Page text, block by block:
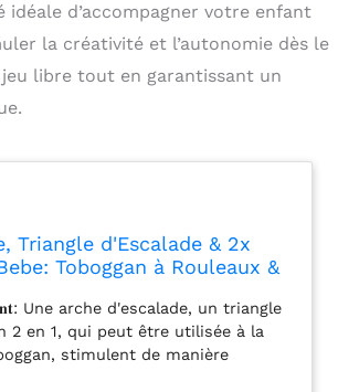
idéale d’accompagner votre enfant
la créativité et l’autonomie dès le
jeu libre tout en garantissant un
Triangle d'Escalade & 2x
Toboggan à Rouleaux &
Une arche d'escalade, un triangle
2 en 1, qui peut être utilisée à la
stimulent de manière